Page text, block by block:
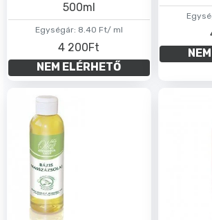
Egységár: 8.40 Ft/ ml
500ml
4 200Ft
NEM ELÉRHETŐ